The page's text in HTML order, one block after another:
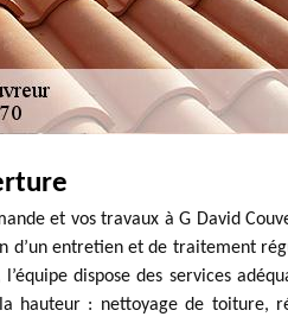
et vos travaux à G David
d’un entretien et de traitement
dispose des services
hauteur : nettoyage de toiture,